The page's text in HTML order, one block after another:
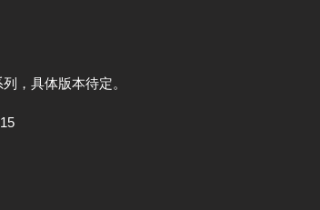
，具体版本待定。